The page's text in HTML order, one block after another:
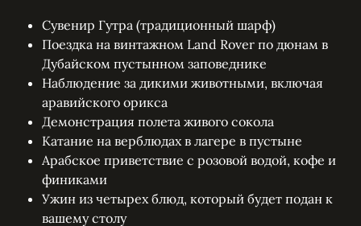
Сувенир Гутра (традиционный шарф)
Поездка на винтажном Land Rover по дюнам в
Дубайском пустынном заповеднике
Наблюдение за дикими животными, включая
аравийского орикса
Демонстрация полета живого сокола
Катание на верблюдах в лагере в пустыне
Арабское приветствие с розовой водой, кофе и
финиками
Ужин из четырех блюд, который будет подан к
вашему столу